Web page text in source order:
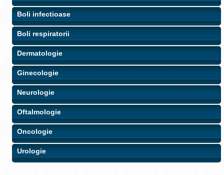
Boli infectioase
Boli respiratorii
Dermatologie
Ginecologie
Neurologie
Oftalmologie
Oncologie
Urologie